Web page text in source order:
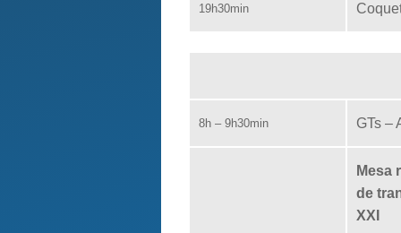
19h30min
8h – 9h30min GTs –
Mesa
de
XXI